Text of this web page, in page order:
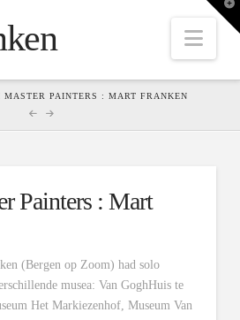
MASTER PAINTERS : MART FRANKEN
Painters : Mart
(Bergen op Zoom) had solo
musea: Van GoghHuis te
Het Markiezenhof, Museum Van